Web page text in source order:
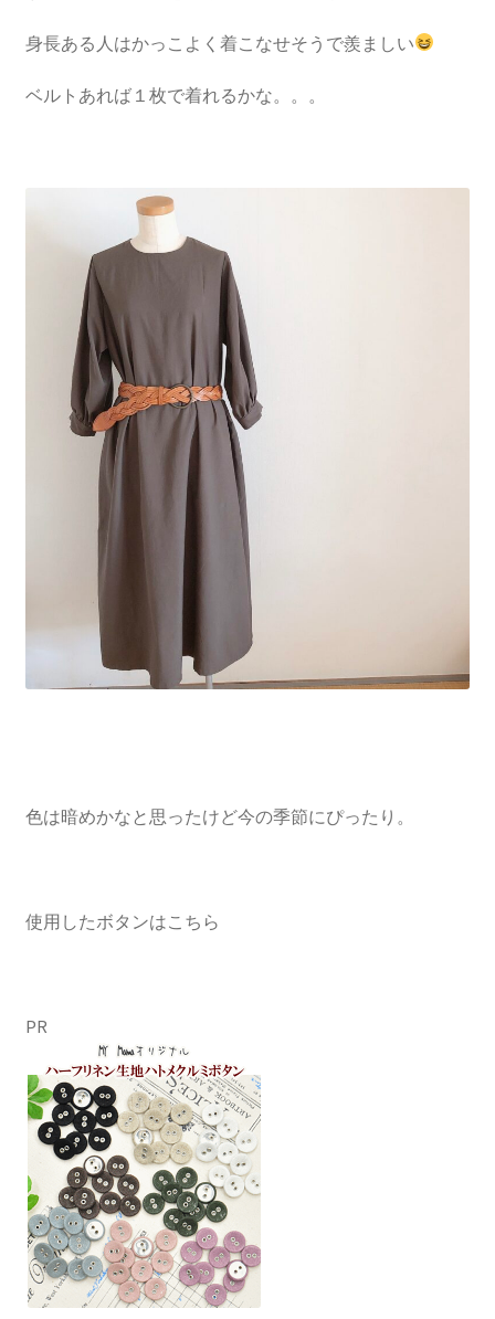
身長ある人はかっこよく着こなせそうで羨ましい
ベルトあれば１枚で着れるかな。。。
色は暗めかなと思ったけど今の季節にぴったり。
使用したボタンはこちら
PR